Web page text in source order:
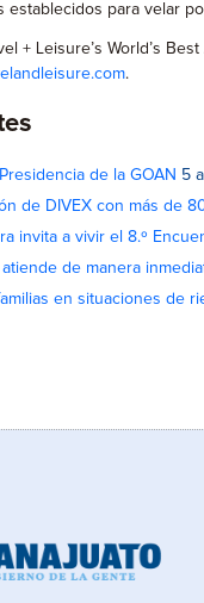
establecidos para velar
+ Leisure’s World’s
.
de la GOAN 5
de DIVEX con más de
invita a vivir el 8.º
de manera
en situaciones de